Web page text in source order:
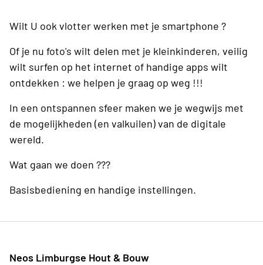
Wilt U ook vlotter werken met je smartphone ?
Of je nu foto's wilt delen met je kleinkinderen, veilig
wilt surfen op het internet of handige apps wilt
ontdekken : we helpen je graag op weg !!!
In een ontspannen sfeer maken we je wegwijs met
de mogelijkheden (en valkuilen) van de digitale
wereld.
Wat gaan we doen ???
Basisbediening en handige instellingen.
Neos Limburgse Hout & Bouw